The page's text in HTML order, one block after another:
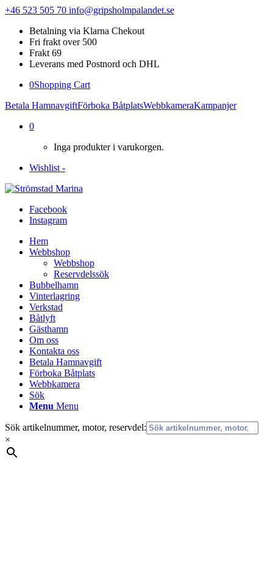
+46 523 505 70 info@gripsholmpalandet.se
Betalning via Klarna Chekout
Fri frakt over 500
Frakt 69
Leverans med Postnord och DHL
0Shopping Cart
Betala HamnavgiftFörboka BåtplatsWebbkameraKampanjer
0
Inga produkter i varukorgen.
Wishlist -
Facebook
Instagram
Hem
Webbshop
Webbshop
Reservdelssök
Bubbelhamn
Vinterlagring
Verkstad
Båtlyft
Gästhamn
Om oss
Kontakta oss
Betala Hamnavgift
Förboka Båtplats
Webbkamera
Sök
Menu Menu
Sök artikelnummer, motor, reservdel:
×